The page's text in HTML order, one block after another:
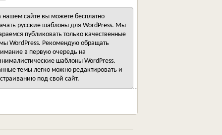
нашем сайте вы можете бесплатно
русские шаблоны для WordPress. Мы
публиковать только качественные
WordPress. Рекомендую обращать
в первую очередь на
шаблоны WordPress.
темы легко можно редактировать и
под свой сайт.